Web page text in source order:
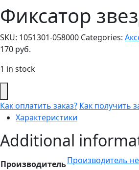
Фиксатор
SKU: 1051301-058000 Categories:
170 руб.
1 in stock
Как оплатить заказ? Как получить
Характеристики
Additional
ПроизводительПроизводитель